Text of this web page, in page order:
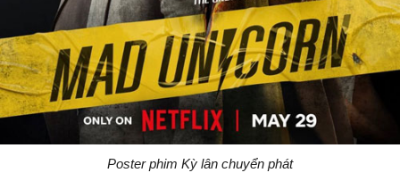
Poster phim Kỳ lân chuyển phát